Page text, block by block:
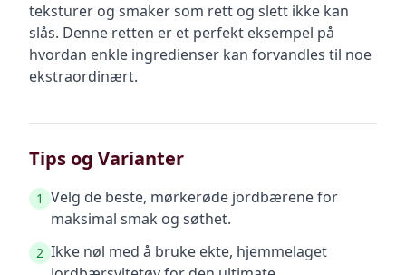
teksturer og smaker som rett og slett ikke kan
slås. Denne retten er et perfekt eksempel på
hvordan enkle ingredienser kan forvandles til noe
ekstraordinært.
Tips og Varianter
1 Velg de beste, mørkerøde jordbærene for
maksimal smak og søthet.
2 Ikke nøl med å bruke ekte, hjemmelaget